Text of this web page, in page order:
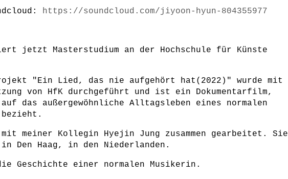
https://soundcloud.com/jiyoon-hyun-804355977
jetzt Masterstudium an der Hochschule für Künste
"Ein Lied, das nie aufgehört hat(2022)" wurde mit
von HfK durchgeführt und ist ein Dokumentarfilm,
das außergewöhnliche Alltagsleben eines normalen
bezieht.
meiner Kollegin Hyejin Jung zusammen gearbeitet. Sie
Den Haag, in den Niederlanden.
Geschichte einer normalen Musikerin.